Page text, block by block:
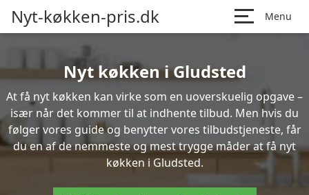
Nyt-køkken-pris.dk Menu
Nyt køkken i Gludsted
At få nyt køkken kan virke som en uoverskuelig opgave –
især når det kommer til at indhente tilbud. Men hvis du
følger vores guide og benytter vores tilbudstjeneste, får
du en af de nemmeste og mest trygge måder at få nyt
køkken i Gludsted.